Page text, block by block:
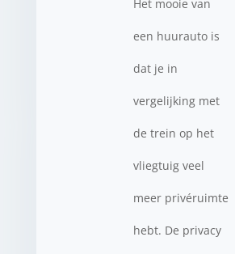
Het mooie van
een huurauto is
dat je in
vergelijking met
de trein op het
vliegtuig veel
meer privéruimte
hebt. De privacy